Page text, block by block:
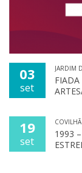
03
set
JARDIM
19
set
1993